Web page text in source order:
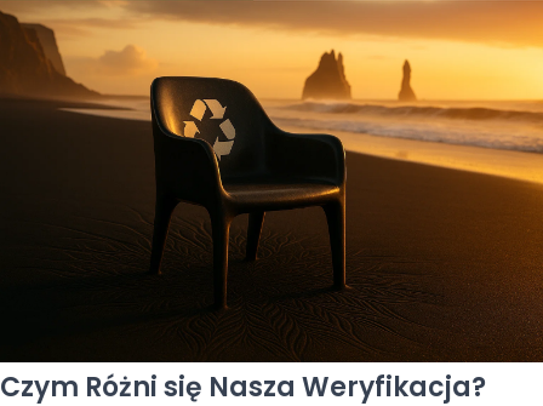
Czym Różni się Nasza Weryfikacja?